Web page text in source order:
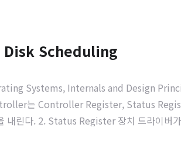
Scheduling
Systems, Internals and Design
는 Controller Register, Status
내린다. 2. Status Register 장치 드라이